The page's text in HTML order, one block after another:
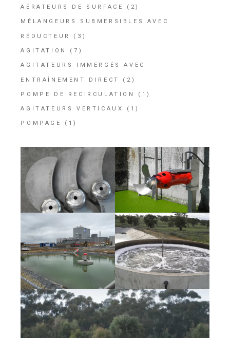
AÉRATEURS DE SURFACE (2)
MÉLANGEURS SUBMERSIBLES AVEC
RÉDUCTEUR (3)
AGITATION (7)
AGITATEURS IMMERGÉS AVEC
ENTRAÎNEMENT DIRECT (2)
POMPE DE RECIRCULATION (1)
AGITATEURS VERTICAUX (1)
POMPAGE (1)